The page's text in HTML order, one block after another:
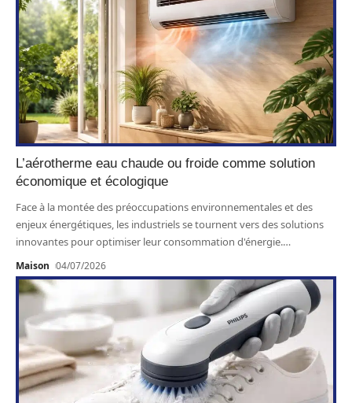
L’aérotherme eau chaude ou froide comme solution
économique et écologique
Face à la montée des préoccupations environnementales et des
enjeux énergétiques, les industriels se tournent vers des solutions
innovantes pour optimiser leur consommation d'énergie.…
Maison 04/07/2026